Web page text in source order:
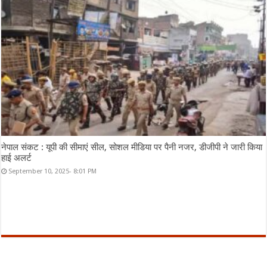
नेपाल संकट : यूपी की सीमाएं सील, सोशल मीडिया पर पैनी नजर, डीजीपी ने जारी किया
हाई अलर्ट
September 10, 2025- 8:01 PM